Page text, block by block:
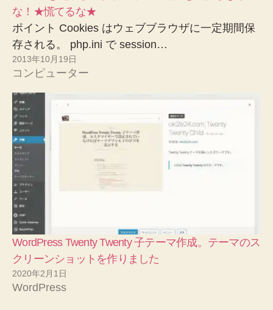
な！★慌てるな★
ポイント Cookies はウェブブラウザに一定期間保
存される。 php.ini で session…
2013年10月19日
コンピューター
WordPress Twenty Twenty 子テーマ作成。テーマのス
クリーンショットを作りました
2020年2月1日
WordPress